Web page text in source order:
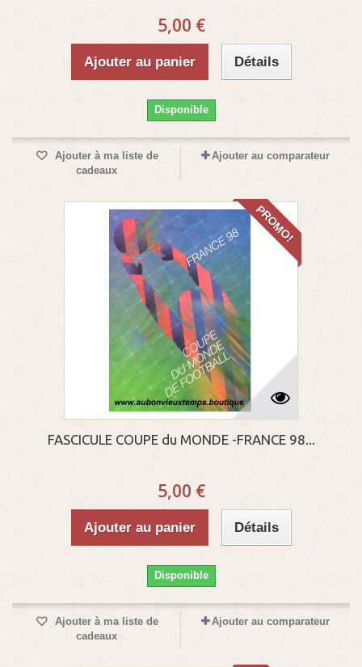
5,00 €
Ajouter au panier Détails
Disponible
Ajouter à ma liste de
cadeaux
Ajouter au comparateur
PROMO!
FASCICULE COUPE du MONDE -FRANCE 98...
5,00 €
Ajouter au panier Détails
Disponible
Ajouter à ma liste de
cadeaux
Ajouter au comparateur